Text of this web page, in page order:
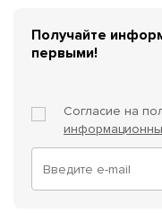
Получайте
первыми!
Согласие на